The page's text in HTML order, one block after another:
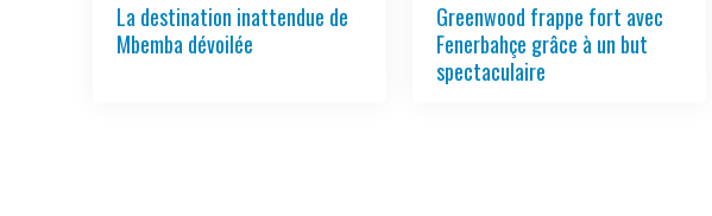
La destination inattendue de
Mbemba dévoilée
Greenwood frappe fort avec
Fenerbahçe grâce à un but
spectaculaire